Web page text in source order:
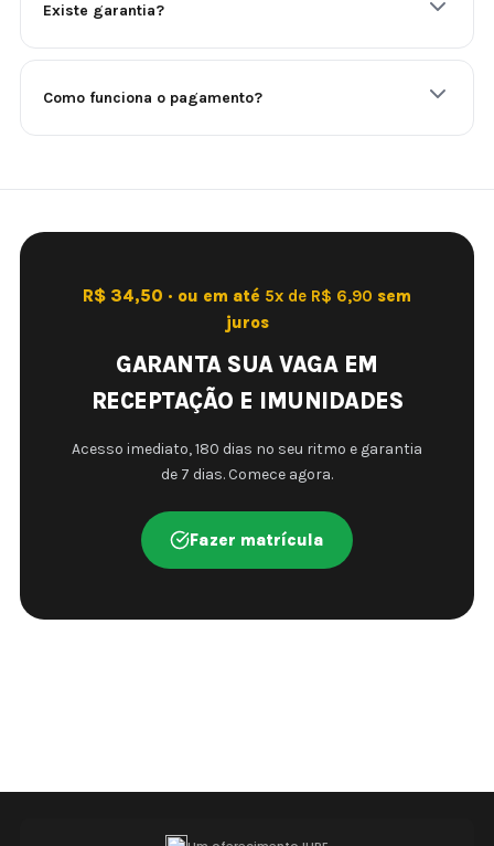
Existe garantia?
Como funciona o pagamento?
R$ 34,50 · ou em até 5x de R$ 6,90 sem
juros
GARANTA SUA VAGA EM
RECEPTAÇÃO E IMUNIDADES
Acesso imediato, 180 dias no seu ritmo e garantia
de 7 dias. Comece agora.
Fazer matrícula